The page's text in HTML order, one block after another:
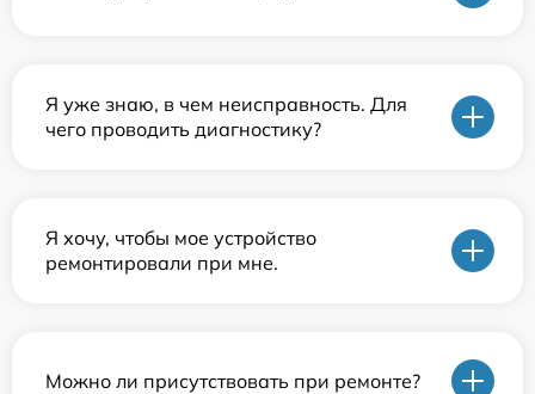
Я уже знаю, в чем неисправность. Для
чего проводить диагностику?
Я хочу, чтобы мое устройство
ремонтировали при мне.
Можно ли присутствовать при ремонте?